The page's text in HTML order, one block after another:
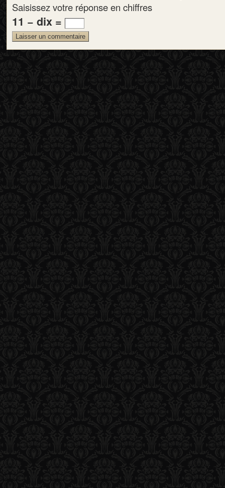
Saisissez votre réponse en chiffres
11 − dix =